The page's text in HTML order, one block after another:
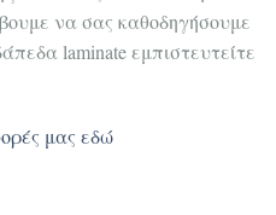
να σας καθοδηγήσουμε
laminate εμπιστευτείτε
μας εδώ